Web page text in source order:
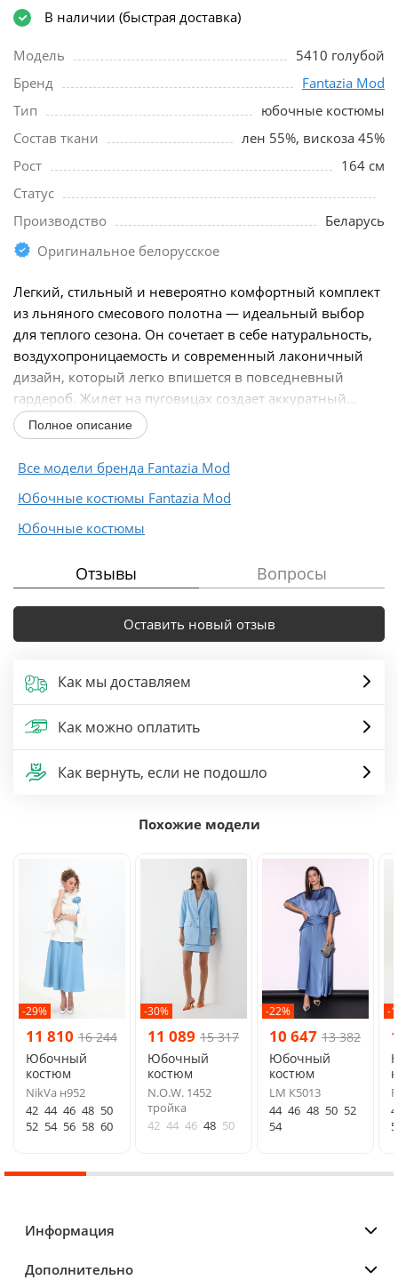
В наличии (быстрая доставка)
Модель
5410 голубой
Бренд
Fantazia Mod
Тип
юбочные костюмы
Состав ткани
лен 55%, вискоза 45%
Рост
164 см
Статус
Производство
Беларусь
Оригинальное белорусское
Легкий, стильный и невероятно комфортный комплект
из льняного смесового полотна — идеальный выбор
для теплого сезона. Он сочетает в себе натуральность,
воздухопроницаемость и современный лаконичный
дизайн, который легко впишется в повседневный
гардероб. Жилет на пуговицах создает аккуратный...
Полное описание
Все модели бренда Fantazia Mod
Юбочные костюмы Fantazia Mod
Юбочные костюмы
Отзывы Вопросы
Оставить новый отзыв
Как мы доставляем
Как можно оплатить
Как вернуть, если не подошло
Похожие модели
-29%
11 810 16 244
Юбочный
костюм
NikVa н952
42 44 46 48 50
52 54 56 58 60
-30%
11 089 15 317
Юбочный
костюм
N.O.W. 1452
тройка
42 44 46 48 50
-22%
10 647 13 382
Юбочный
костюм
LM К5013
44 46 48 50 52
54
-
Информация
Дополнительно